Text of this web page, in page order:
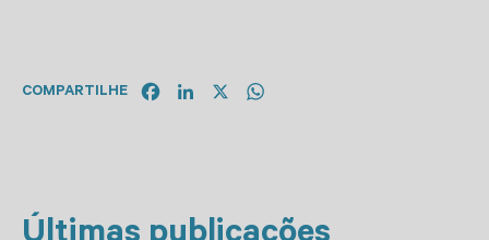
COMPARTILHE FacebookLinkedIn